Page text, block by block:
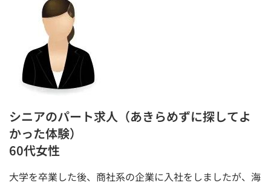
シニアのパート求人（あきらめずに探してよ
かった体験）
60代女性
大学を卒業した後、商社系の企業に入社をしましたが、海